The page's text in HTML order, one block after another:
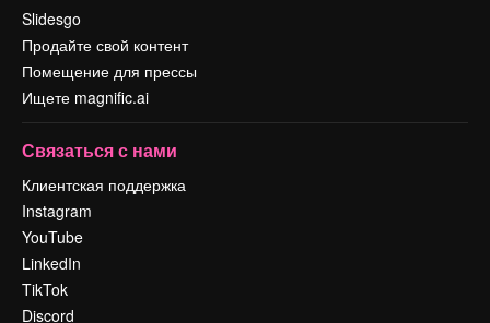
Slidesgo
Продайте свой контент
Помещение для прессы
Ищете magnific.ai
Связаться с нами
Клиентская поддержка
Instagram
YouTube
LinkedIn
TikTok
Discord